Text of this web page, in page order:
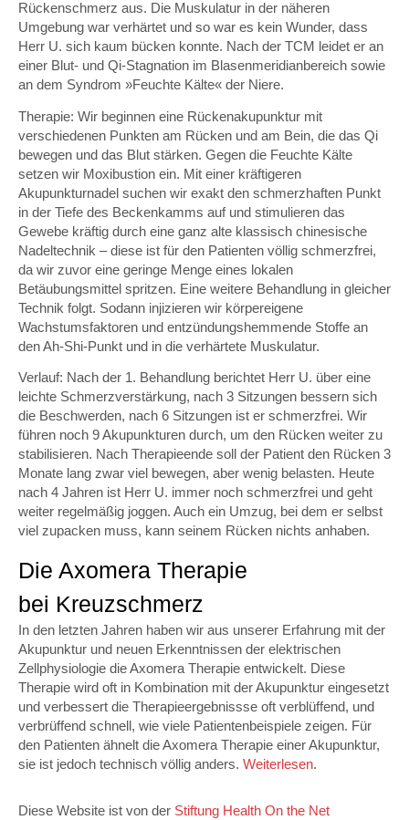
Rückenschmerz aus. Die Muskulatur in der näheren
Umgebung war verhärtet und so war es kein Wunder, dass
Herr U. sich kaum bücken konnte. Nach der TCM leidet er an
einer Blut- und Qi-Stagnation im Blasenmeridianbereich sowie
an dem Syndrom »Feuchte Kälte« der Niere.
Therapie: Wir beginnen eine Rückenakupunktur mit
verschiedenen Punkten am Rücken und am Bein, die das Qi
bewegen und das Blut stärken. Gegen die Feuchte Kälte
setzen wir Moxibustion ein. Mit einer kräftigeren
Akupunkturnadel suchen wir exakt den schmerzhaften Punkt
in der Tiefe des Beckenkamms auf und stimulieren das
Gewebe kräftig durch eine ganz alte klassisch chinesische
Nadeltechnik – diese ist für den Patienten völlig schmerzfrei,
da wir zuvor eine geringe Menge eines lokalen
Betäubungsmittel spritzen. Eine weitere Behandlung in gleicher
Technik folgt. Sodann injizieren wir körpereigene
Wachstumsfaktoren und entzündungshemmende Stoffe an
den Ah-Shi-Punkt und in die verhärtete Muskulatur.
Verlauf: Nach der 1. Behandlung berichtet Herr U. über eine
leichte Schmerzverstärkung, nach 3 Sitzungen bessern sich
die Beschwerden, nach 6 Sitzungen ist er schmerzfrei. Wir
führen noch 9 Akupunkturen durch, um den Rücken weiter zu
stabilisieren. Nach Therapieende soll der Patient den Rücken 3
Monate lang zwar viel bewegen, aber wenig belasten. Heute
nach 4 Jahren ist Herr U. immer noch schmerzfrei und geht
weiter regelmäßig joggen. Auch ein Umzug, bei dem er selbst
viel zupacken muss, kann seinem Rücken nichts anhaben.
Die Axomera Therapie
bei Kreuzschmerz
In den letzten Jahren haben wir aus unserer Erfahrung mit der
Akupunktur und neuen Erkenntnissen der elektrischen
Zellphysiologie die Axomera Therapie entwickelt. Diese
Therapie wird oft in Kombination mit der Akupunktur eingesetzt
und verbessert die Therapieergebnissse oft verblüffend, und
verbrüffend schnell, wie viele Patientenbeispiele zeigen. Für
den Patienten ähnelt die Axomera Therapie einer Akupunktur,
sie ist jedoch technisch völlig anders. Weiterlesen.
Diese Website ist von der Stiftung Health On the Net